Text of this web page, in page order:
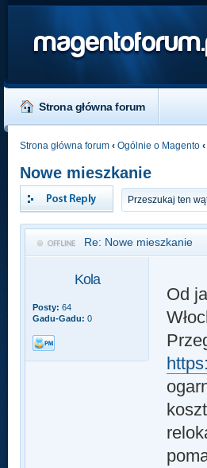
Strona główna forum
Strona główna forum ‹ Ogólnie o Magento ‹
Nowe mieszkanie
Odpowiedz
Re: Nowe mieszkanie
Kola
Posty: 64
Gadu-Gadu: 0
Od